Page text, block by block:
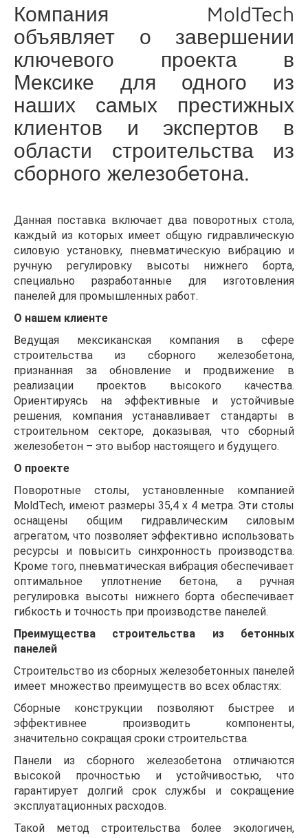
Компания MoldTech
объявляет о завершении
ключевого проекта в
Мексике для одного из
наших самых престижных
клиентов и экспертов в
области строительства из
сборного железобетона.
Данная поставка включает два поворотных стола,
каждый из которых имеет общую гидравлическую
силовую установку, пневматическую вибрацию и
ручную регулировку высоты нижнего борта,
специально разработанные для изготовления
панелей для промышленных работ.
О нашем клиенте
Ведущая мексиканская компания в сфере
строительства из сборного железобетона,
признанная за обновление и продвижение в
реализации проектов высокого качества.
Ориентируясь на эффективные и устойчивые
решения, компания устанавливает стандарты в
строительном секторе, доказывая, что сборный
железобетон – это выбор настоящего и будущего.
О проекте
Поворотные столы, установленные компанией
MoldTech, имеют размеры 35,4 x 4 метра. Эти столы
оснащены общим гидравлическим силовым
агрегатом, что позволяет эффективно использовать
ресурсы и повысить синхронность производства.
Кроме того, пневматическая вибрация обеспечивает
оптимальное уплотнение бетона, а ручная
регулировка высоты нижнего борта обеспечивает
гибкость и точность при производстве панелей.
Преимущества строительства из бетонных
панелей
Строительство из сборных железобетонных панелей
имеет множество преимуществ во всех областях:
Сборные конструкции позволяют быстрее и
эффективнее производить компоненты,
значительно сокращая сроки строительства.
Панели из сборного железобетона отличаются
высокой прочностью и устойчивостью, что
гарантирует долгий срок службы и сокращение
эксплуатационных расходов.
Такой метод строительства более экологичен,